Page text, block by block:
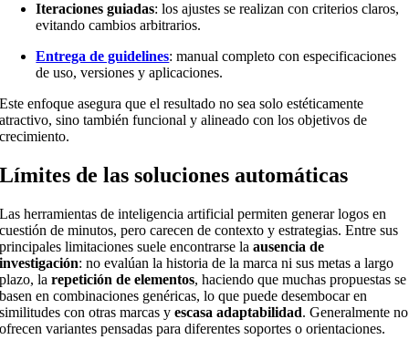
Iteraciones guiadas: los ajustes se realizan con criterios claros,
evitando cambios arbitrarios.
Entrega de guidelines: manual completo con especificaciones
de uso, versiones y aplicaciones.
Este enfoque asegura que el resultado no sea solo estéticamente
atractivo, sino también funcional y alineado con los objetivos de
crecimiento.
Límites de las soluciones automáticas
Las herramientas de inteligencia artificial permiten generar logos en
cuestión de minutos, pero carecen de contexto y estrategias. Entre sus
principales limitaciones suele encontrarse laausencia de
investigación: no evalúan la historia de la marca ni sus metas a largo
plazo, larepetición de elementos, haciendo que muchas propuestas se
basen en combinaciones genéricas, lo que puede desembocar en
similitudes con otras marcas yescasa adaptabilidad. Generalmente no
ofrecen variantes pensadas para diferentes soportes o orientaciones.